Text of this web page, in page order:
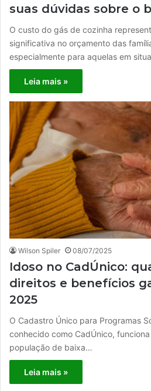
suas dúvidas sobre o
O custo do gás de cozinha
significativa no orçamento das
especialmente para aquelas em
Leia mais »
Wilson Spiler 08/07/2025
Idoso no CadÚnico:
direitos e benefícios
2025
O Cadastro Único para Programas
conhecido como CadÚnico,
população de baixa…
Leia mais »